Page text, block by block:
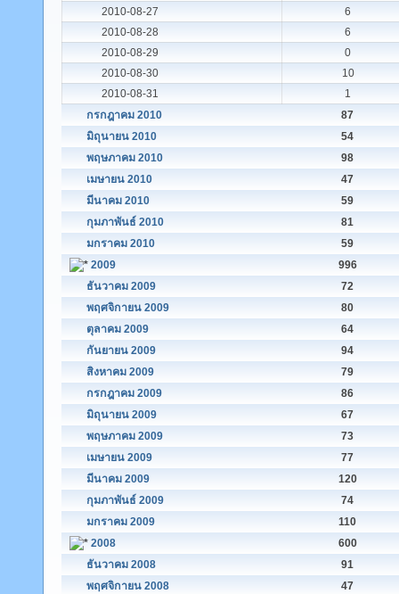
2010-08-27
6
2010-08-28
6
2010-08-29
0
2010-08-30
10
2010-08-31
1
กรกฎาคม 2010
87
มิถุนายน 2010
54
พฤษภาคม 2010
98
เมษายน 2010
47
มีนาคม 2010
59
กุมภาพันธ์ 2010
81
มกราคม 2010
59
2009
996
ธันวาคม 2009
72
พฤศจิกายน 2009
80
ตุลาคม 2009
64
กันยายน 2009
94
สิงหาคม 2009
79
กรกฎาคม 2009
86
มิถุนายน 2009
67
พฤษภาคม 2009
73
เมษายน 2009
77
มีนาคม 2009
120
กุมภาพันธ์ 2009
74
มกราคม 2009
110
2008
600
ธันวาคม 2008
91
พฤศจิกายน 2008
47